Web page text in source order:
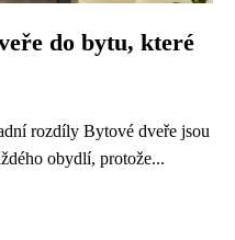
do bytu, které
rozdíly Bytové dveře jsou
obydlí, protože...